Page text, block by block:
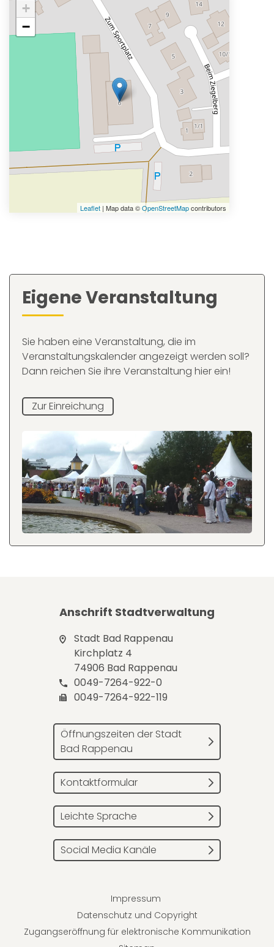
+
−
Leaflet | Map data ©OpenStreetMapcontributors
Eigene Veranstaltung
Sie haben eine Veranstaltung, die im
Veranstaltungskalender angezeigt werden soll?
Dann reichen Sie ihre Veranstaltung hier ein!
Zur Einreichung
Anschrift Stadtverwaltung
Stadt Bad Rappenau
Kirchplatz 4
74906 Bad Rappenau
0049-7264-922-0
0049-7264-922-119
Öffnungszeiten der Stadt
Bad Rappenau
Kontaktformular
Leichte Sprache
Social Media Kanäle
Impressum
Datenschutz und Copyright
Zugangseröffnung für elektronische Kommunikation